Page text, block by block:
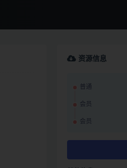
资源信息
普通
会员
会员